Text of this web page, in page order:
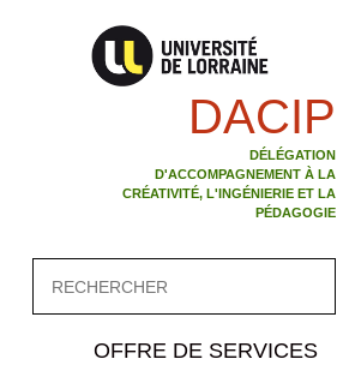
DACIP
DÉLÉGATION
D'ACCOMPAGNEMENT À LA
CRÉATIVITÉ, L'INGÉNIERIE ET LA
PÉDAGOGIE
OFFRE DE SERVICES